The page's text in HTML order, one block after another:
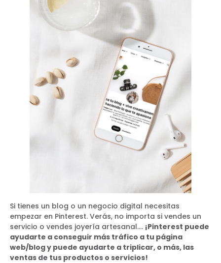
Si tienes un blog o un negocio digital necesitas
empezar en Pinterest. Verás, no importa si vendes un
servicio o vendes joyería artesanal…. ¡Pinterest puede
ayudarte a conseguir más tráfico a tu página
web/blog y puede ayudarte a triplicar, o más, las
ventas de tus productos o servicios!